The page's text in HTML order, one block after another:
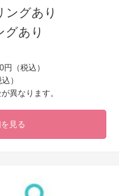
ングあり
グあり
（税込）
）
異なります。
見る